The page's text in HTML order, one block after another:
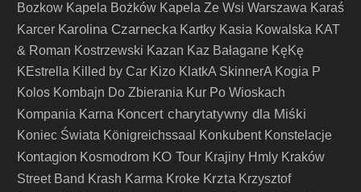
Bozkow Kapela Bożków Kapela Ze Wsi Warszawa Karaś
Karcer Karolina Czarnecka Kartky Kasia Kowalska KAT
& Roman Kostrzewski Kazan Kaz Bałagane KęKę
KEstrella Killed by Car Kizo KlatkA SkinnerA Kogia P
Kolos Kombajn Do Zbierania Kur Po Wioskach
Kompania Karna Koncert charytatywny dla Miśki
Koniec Świata Königreichssaal Konkubent Konstelacje
Kontagion Kosmodrom KO Tour Krajiny Hmly Kraków
Street Band Krash Karma Kroke Krzta Krzysztof